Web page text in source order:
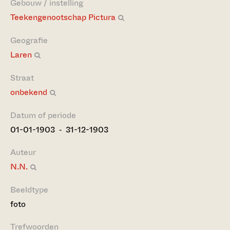
Gebouw / instelling
Teekengenootschap Pictura
Geografie
Laren
Straat
onbekend
Datum of periode
01-01-1903 ‐ 31-12-1903
Auteur
N.N.
Beeldtype
foto
Trefwoorden